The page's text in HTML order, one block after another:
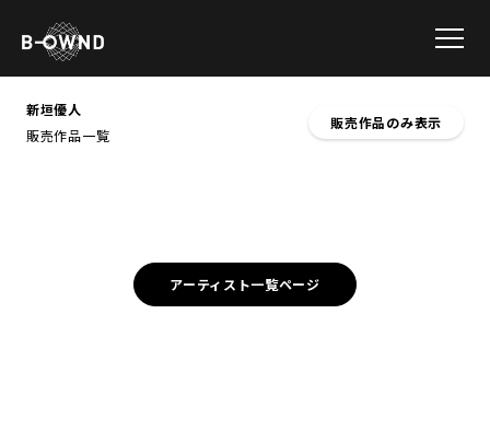
新垣優人
販売作品一覧
販売作品のみ表示
アーティスト一覧ページ